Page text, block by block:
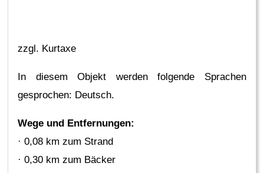
zzgl. Kurtaxe
In diesem Objekt werden folgende Sprachen
gesprochen: Deutsch.
Wege und Entfernungen:
· 0,08 km zum Strand
· 0,30 km zum Bäcker